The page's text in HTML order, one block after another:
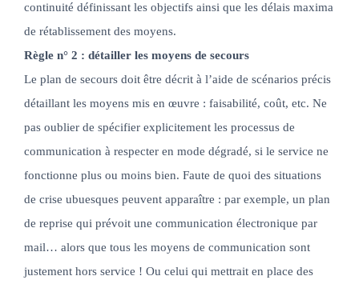
continuité définissant les objectifs ainsi que les délais maxima
de rétablissement des moyens.
Règle n° 2 : détailler les moyens de secours
Le plan de secours doit être décrit à l’aide de scénarios précis
détaillant les moyens mis en œuvre : faisabilité, coût, etc. Ne
pas oublier de spécifier explicitement les processus de
communication à respecter en mode dégradé, si le service ne
fonctionne plus ou moins bien. Faute de quoi des situations
de crise ubuesques peuvent apparaître : par exemple, un plan
de reprise qui prévoit une communication électronique par
mail… alors que tous les moyens de communication sont
justement hors service ! Ou celui qui mettrait en place des